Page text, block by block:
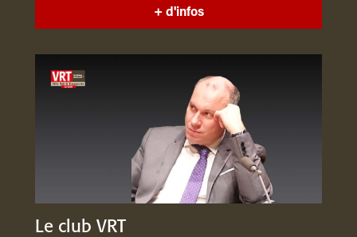
+ d'infos
Le club VRT